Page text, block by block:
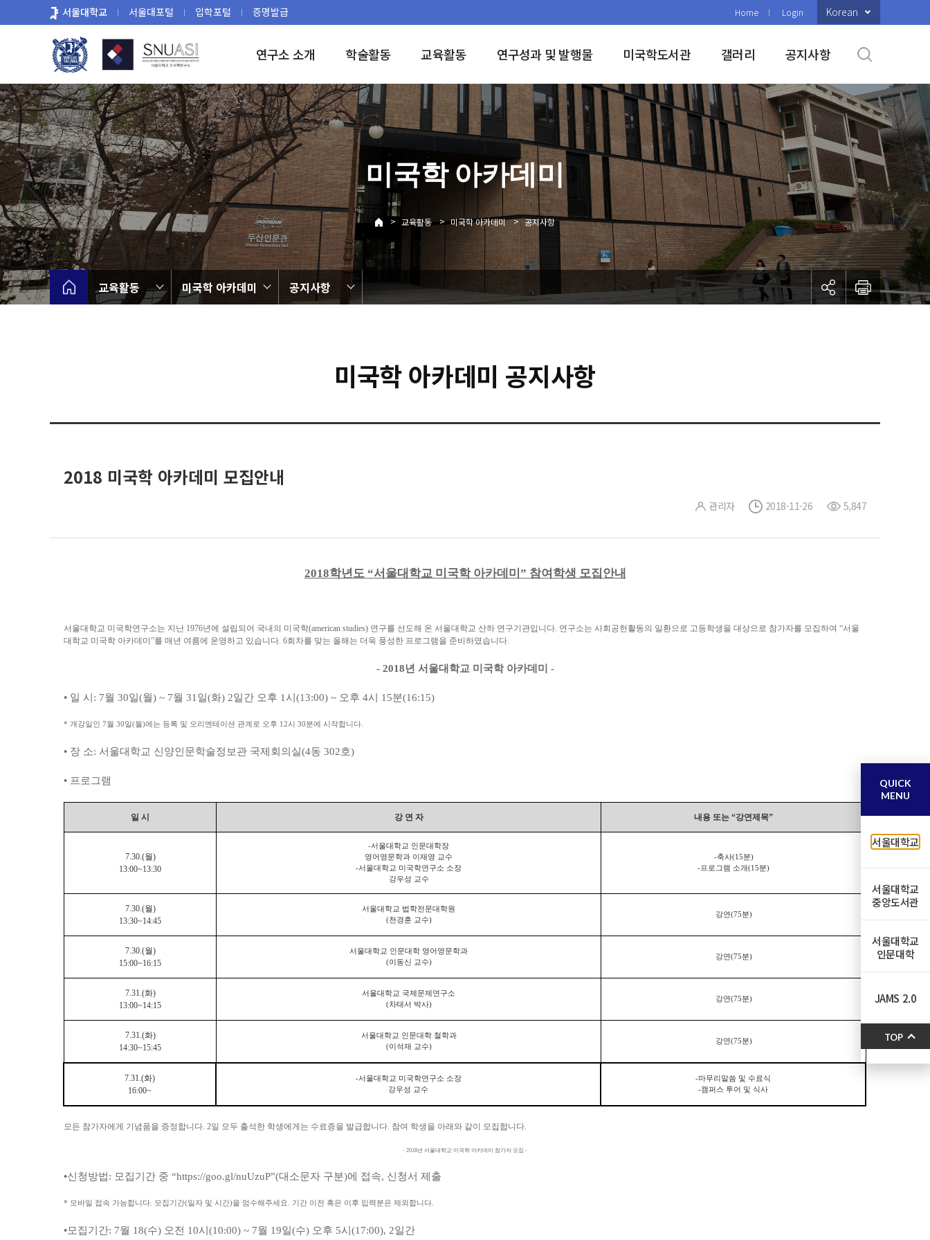
로
뉴
서울대학교 서울대포털 입학포털 증명발급 Home Login Korean
연구소 소개 학술활동 교육활동 연구성과 및 발행물 미국학도서관 갤러리 공지사항
미국학 아카데미
> 교육활동 > 미국학 아카데미 > 공지사항
교육활동 미국학 아카데미 공지사항
미국학 아카데미 공지사항
2018 미국학 아카데미 모집안내
관리자 2018-11-26 5,847
2018학년도 “서울대학교 미국학 아카데미 ” 참여학생 모집안내
서울대학교 미국학연구소는 지난 1976년에 설립되어 국내의 미국학(american studies) 연구를 선도해 온 서울대학교 산하 연구기관입니다. 연구소는 사회공헌활동의 일환으로 고등학생을 대상으로 참가자를 모집하여 “서울
대학교 미국학 아카데미”를 매년 여름에 운영하고 있습니다. 6회차를 맞는 올해는 더욱 풍성한 프로그램을 준비하였습니다.
- 2018년 서울대학교 미국학 아카데미 -
• 일 시: 7월 30일(월) ~ 7월 31일(화) 2일간 오후 1시(13:00) ~ 오후 4시 15분(16:15)
* 개강일인 7월 30일(월)에는 등록 및 오리엔테이션 관계로 오후 12시 30분에 시작합니다.
• 장 소: 서울대학교 신양인문학술정보관 국제회의실(4동 302호)
• 프로그램
일 시 강 연 자 내용 또는 “강연제목”
7.30.(월)
13:00~13:30
-서울대학교 인문대학장
영어영문학과 이재영 교수
-서울대학교 미국학연구소 소장
강우성 교수
-축사(15분)
-프로그램 소개(15분)
7.30.(월)
13:30~14:45
서울대학교 법학전문대학원
(천경훈 교수)
강연(75분)
7.30.(월)
15:00~16:15
서울대학교 인문대학 영어영문학과
(이동신 교수)
강연(75분)
7.31.(화)
13:00~14:15
서울대학교 국제문제연구소
(차태서 박사)
강연(75분)
7.31.(화)
14:30~15:45
서울대학교 인문대학 철학과
(이석재 교수)
강연(75분)
7.31.(화)
16:00~
-서울대학교 미국학연구소 소장
강우성 교수
-마무리말씀 및 수료식
-캠퍼스 투어 및 식사
모든 참가자에게 기념품을 증정합니다. 2일 모두 출석한 학생에게는 수료증을 발급합니다. 참여 학생을 아래와 같이 모집합니다.
- 2018년 서울대학교 미국학 아카데미 참가자 모집 -
•신청방법: 모집기간 중 “https://goo.gl/nuUzuP”(대소문자 구분)에 접속, 신청서 제출
* 모바일 접속 가능합니다. 모집기간(일자 및 시간)을 엄수해주세요. 기간 이전 혹은 이후 입력분은 제외합니다.
•모집기간: 7월 18(수) 오전 10시(10:00) ~ 7월 19일(수) 오후 5시(17:00), 2일간
QUICK
MENU
서울대학교
서울대학교
중앙도서관
서울대학교
인문대학
JAMS 2.0
TOP